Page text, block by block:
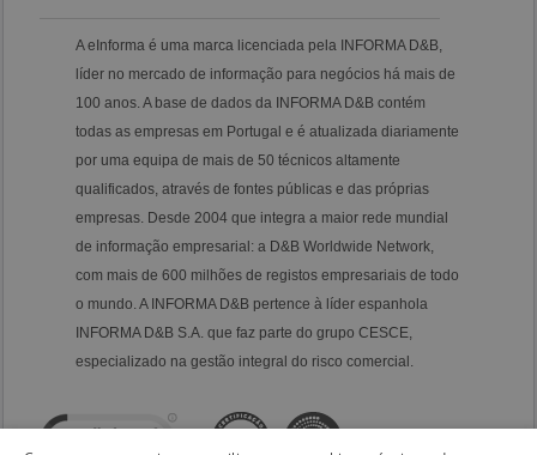
A eInforma é uma marca licenciada pela INFORMA D&B,
líder no mercado de informação para negócios há mais de
100 anos. A base de dados da INFORMA D&B contém
todas as empresas em Portugal e é atualizada diariamente
por uma equipa de mais de 50 técnicos altamente
qualificados, através de fontes públicas e das próprias
empresas. Desde 2004 que integra a maior rede mundial
de informação empresarial: a D&B Worldwide Network,
com mais de 600 milhões de registos empresariais de todo
o mundo. A INFORMA D&B pertence à líder espanhola
INFORMA D&B S.A. que faz parte do grupo CESCE,
especializado na gestão integral do risco comercial.